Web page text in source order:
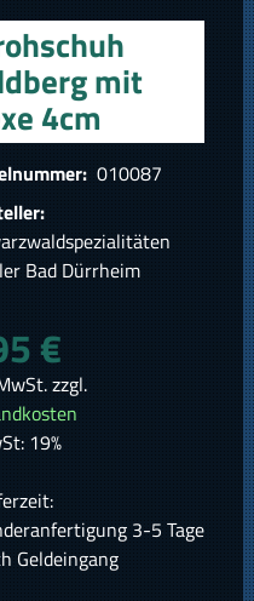
mit
4cm
010087
Bad Dürrheim
€
zzgl.
19%
3-5 Tage
Geldeingang